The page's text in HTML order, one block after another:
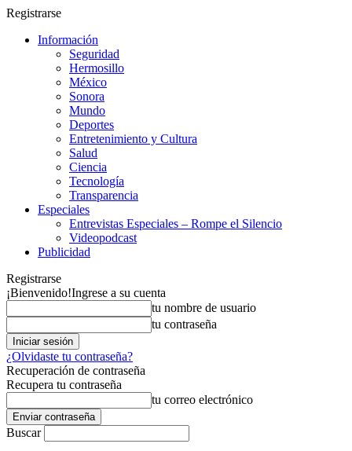
Registrarse
Información
Seguridad
Hermosillo
México
Sonora
Mundo
Deportes
Entretenimiento y Cultura
Salud
Ciencia
Tecnología
Transparencia
Especiales
Entrevistas Especiales – Rompe el Silencio
Videopodcast
Publicidad
Registrarse
¡Bienvenido!Ingrese a su cuenta
tu nombre de usuario
tu contraseña
¿Olvidaste tu contraseña?
Recuperación de contraseña
Recupera tu contraseña
tu correo electrónico
Buscar